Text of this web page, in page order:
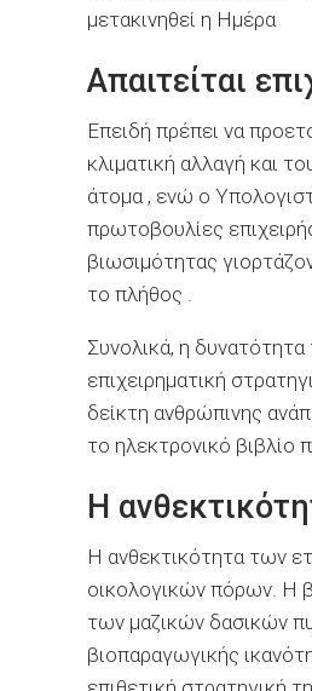
μετακινηθεί η Ημέρα
Απαιτείται
Επειδή πρέπει να
κλιματική αλλαγή και
άτομα , ενώ ο
πρωτοβουλίες
βιωσιμότητας
το πλήθος .
Συνολικά, η
επιχειρηματική
δείκτη ανθρώπινης
το ηλεκτρονικό
Η
Η ανθεκτικότητα των
οικολογικών πόρων. Η
των μαζικών δασικών
βιοπαραγωγικής